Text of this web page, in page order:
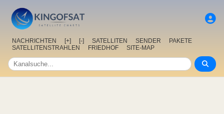
NACHRICHTEN [+] [-] SATELLITEN SENDER
PAKETE
SATELLITENSTRAHLEN
FRIEDHOF SITE-MAP